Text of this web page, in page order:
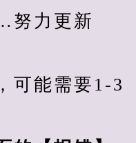
力更新
能需要1-3